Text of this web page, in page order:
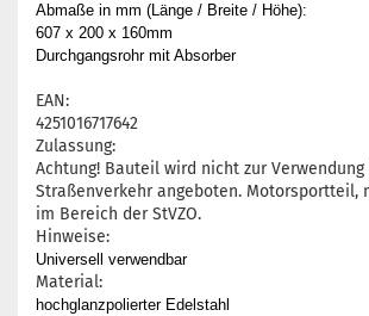
Abmaße in mm (Länge / Breite / Höhe):
607 x 200 x 160mm
Durchgangsrohr mit Absorber
EAN:
4251016717642
Zulassung:
Achtung! Bauteil wird nicht zur Verwendung
Straßenverkehr angeboten. Motorsportteil,
im Bereich der StVZO.
Hinweise:
Universell verwendbar
Material:
hochglanzpolierter Edelstahl